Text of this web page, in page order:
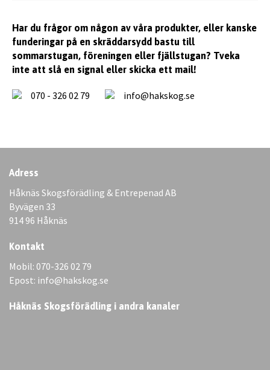
Har du frågor om någon av våra produkter, eller kanske
funderingar på en skräddarsydd bastu till
sommarstugan, föreningen eller fjällstugan? Tveka
inte att slå en signal eller skicka ett mail!
070 - 326 02 79 info@hakskog.se
Adress
Håknäs Skogsförädling & Entrepenad AB
Byvägen 33
914 96 Håknäs
Kontakt
Mobil: 070-326 02 79
Epost: info@hakskog.se
Håknäs Skogsförädling i andra kanaler